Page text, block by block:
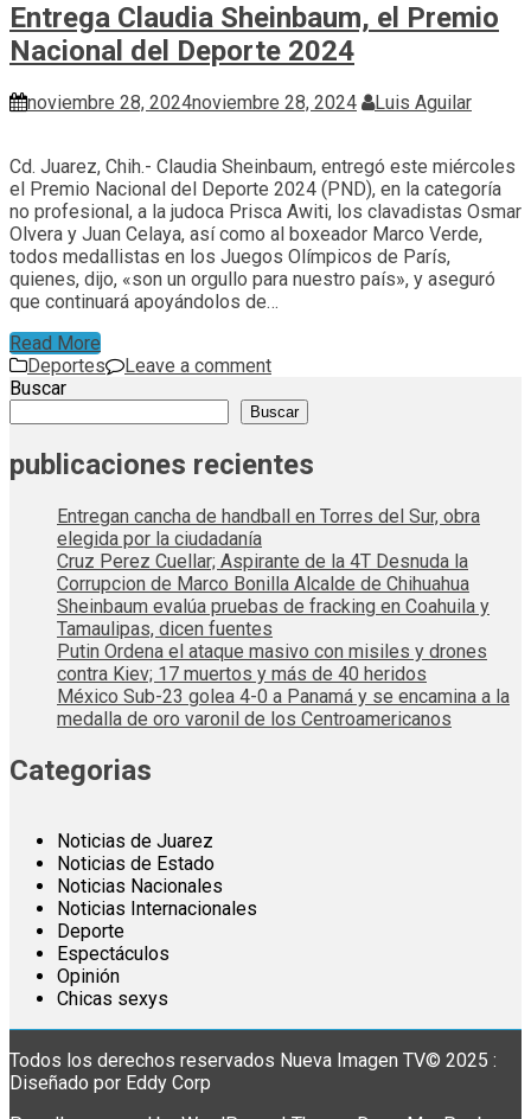
Entrega Claudia Sheinbaum, el Premio
Nacional del Deporte 2024
noviembre 28, 2024noviembre 28, 2024 Luis Aguilar
Cd. Juarez, Chih.- Claudia Sheinbaum, entregó este miércoles
el Premio Nacional del Deporte 2024 (PND), en la categoría
no profesional, a la judoca Prisca Awiti, los clavadistas Osmar
Olvera y Juan Celaya, así como al boxeador Marco Verde,
todos medallistas en los Juegos Olímpicos de París,
quienes, dijo, «son un orgullo para nuestro país», y aseguró
que continuará apoyándolos de…
Read More
Deportes
Leave a comment
Buscar
Buscar
publicaciones recientes
Entregan cancha de handball en Torres del Sur, obra
elegida por la ciudadanía
Cruz Perez Cuellar; Aspirante de la 4T Desnuda la
Corrupcion de Marco Bonilla Alcalde de Chihuahua
Sheinbaum evalúa pruebas de fracking en Coahuila y
Tamaulipas, dicen fuentes
Putin Ordena el ataque masivo con misiles y drones
contra Kiev; 17 muertos y más de 40 heridos
México Sub-23 golea 4-0 a Panamá y se encamina a la
medalla de oro varonil de los Centroamericanos
Categorias
Noticias de Juarez
Noticias de Estado
Noticias Nacionales
Noticias Internacionales
Deporte
Espectáculos
Opinión
Chicas sexys
Todos los derechos reservados Nueva Imagen TV© 2025 :
Diseñado por Eddy Corp